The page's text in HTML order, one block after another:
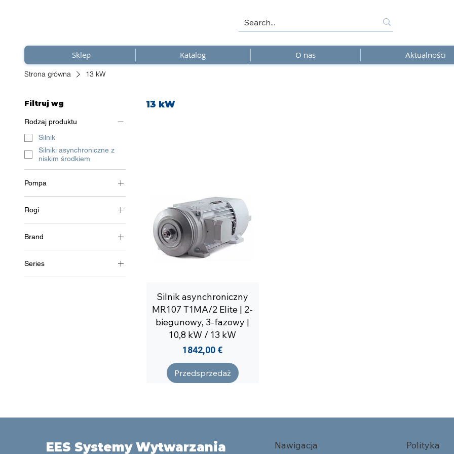
Sklep Katalog O nas Aktualności
Strona główna 13 kW
Filtruj wg
Rodzaj produktu
Silnik
Silniki asynchroniczne z
niskim środkiem
Pompa
2 bieguny (~3000 obr./min)
Rogi
3~ (trójfazowe 400 V) / 50
Hz
Brand
Soga
Series
MR107
13 kW
Silnik asynchroniczny
MR107 T1MA/2 Elite | 2-
biegunowy, 3-fazowy |
10,8 kW / 13 kW
Cena
1842,00 €
Przedsprzedaż
EES Systemy Wytwarzania Nawigacja Polityka